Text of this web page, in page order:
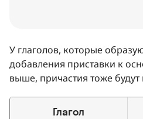
У глаголов, которые
добавления приставки к
выше, причастия тоже
Глагол